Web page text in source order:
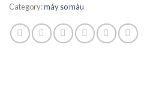
Category:máy so màu